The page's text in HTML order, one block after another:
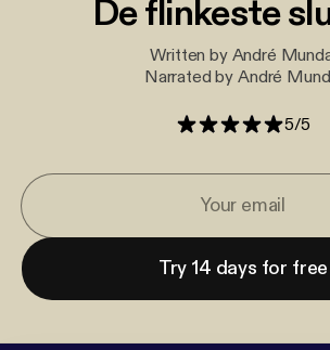
De flinkeste
Written by André
Narrated by André
5/5
Try 14 days for free